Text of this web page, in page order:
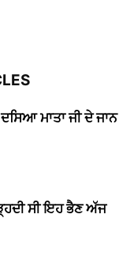
ਮਾਤਾ ਜੀ ਦੇ ਜਾਨ
ਸੀ ਇਹ ਭੈਣ ਅੱਜ